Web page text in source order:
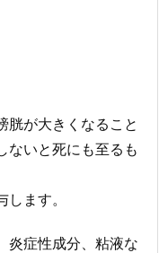
胱が大きくなること
ないと死にも至るも
ます。
炎症性成分、粘液な